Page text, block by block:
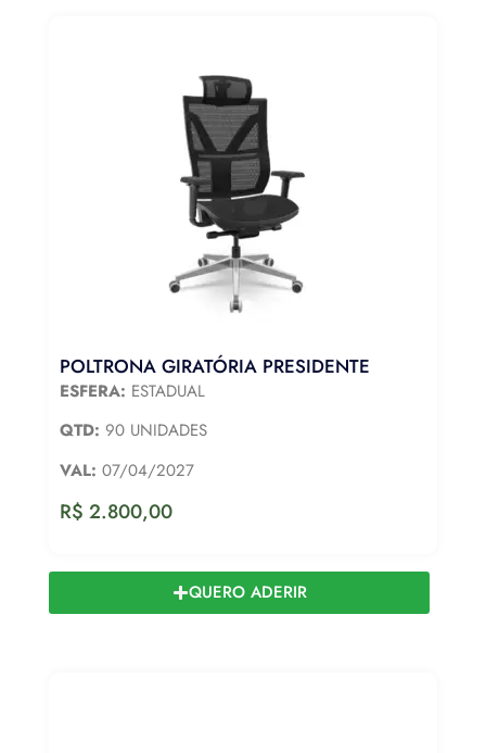
POLTRONA GIRATÓRIA PRESIDENTE
ESFERA: ESTADUAL
QTD: 90 UNIDADES
VAL: 07/04/2027
R$ 2.800,00
QUERO ADERIR